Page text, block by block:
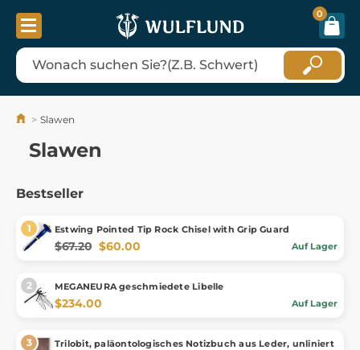
0
Slawen
Slawen
Bestseller
Estwing Pointed Tip Rock Chisel with Grip Guard
$67.20 $60.00 Auf Lager
MEGANEURA geschmiedete Libelle
$234.00 Auf Lager
Trilobit, paläontologisches Notizbuch aus Leder, unliniert